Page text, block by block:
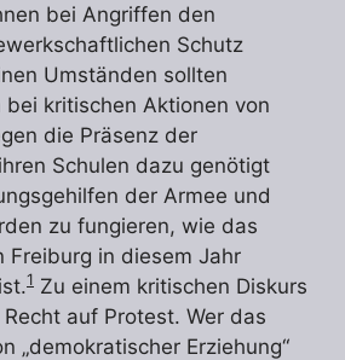
bei Angriffen den
Schutz
Umständen sollten
bei kritischen Aktionen von
die Präsenz der
Schulen dazu genötigt
der Armee und
zu fungieren, wie das
Freiburg in diesem Jahr
1 Zu einem kritischen Diskurs
auf Protest. Wer das
„demokratischer Erziehung“